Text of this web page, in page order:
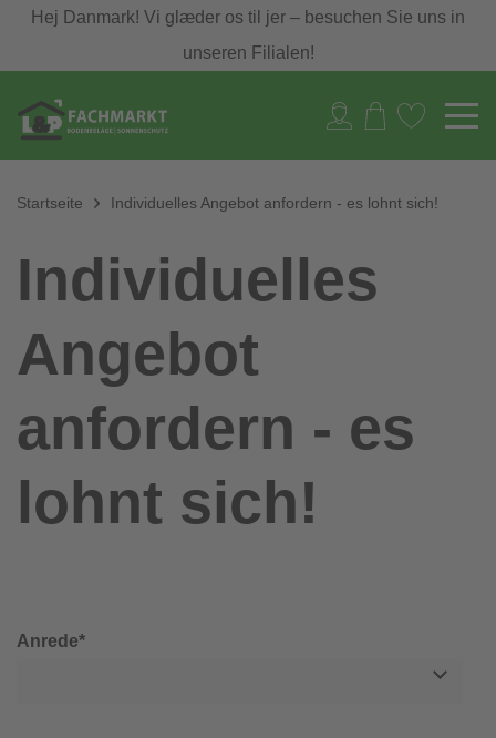
Hej Danmark! Vi glæder os til jer – besuchen Sie uns in
unseren Filialen!
Startseite Individuelles Angebot anfordern - es lohnt sich!
Individuelles
Angebot
anfordern - es
lohnt sich!
Anrede*